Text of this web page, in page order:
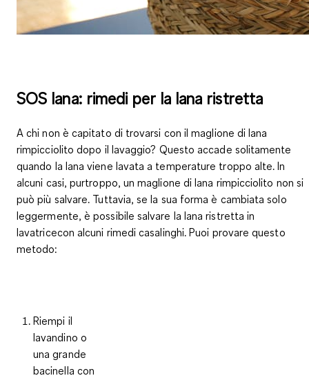
SOS lana: rimedi per la lana ristretta
A chi non è capitato di trovarsi con ilmaglione di lana
rimpicciolito dopo il lavaggio? Questo accade solitamente
quando la lana viene lavata a temperature troppo alte. In
alcuni casi, purtroppo, un maglione di lana rimpicciolito non si
può più salvare. Tuttavia, se la sua forma è cambiata solo
leggermente, è possibilesalvare la lana ristrettain
lavatricecon alcuni rimedi casalinghi. Puoi provare questo
metodo:
Riempi il
lavandino o
una grande
bacinella con